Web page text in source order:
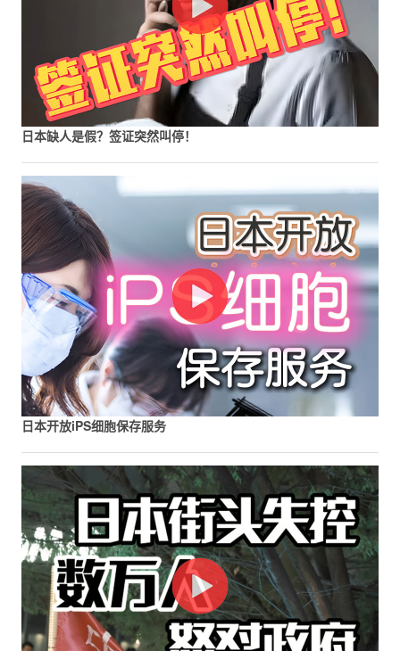
日本缺人是假？签证突然叫停！
日本开放iPS细胞保存服务